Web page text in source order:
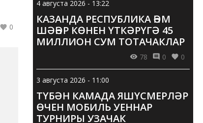
0
4 августа 2026 - 13:22
КАЗАНДА РЕСПУБЛИКА ҺӘМ
ШӘҺӘР КӨНЕН ҮТКӘРҮГӘ 45
МИЛЛИОН СУМ ТОТАЧАКЛАР
78 0 0
3 августа 2026 - 11:00
ТҮБӘН КАМАДА ЯШҮСМЕРЛӘР
ӨЧЕН МОБИЛЬ УЕННАР
ТУРНИРЫ УЗАЧАК